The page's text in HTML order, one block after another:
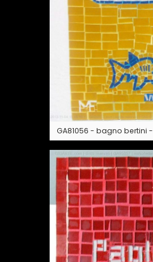
GA81056 - bagno bertini -